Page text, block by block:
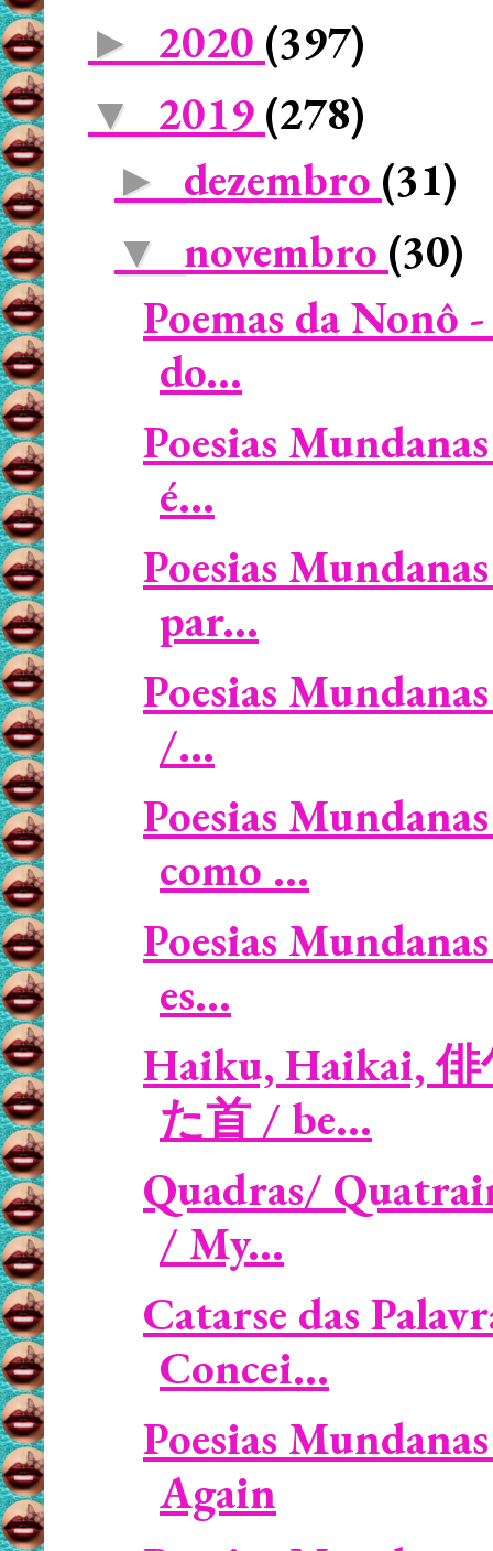
► 2020 (397)
▼ 2019 (278)
► dezembro (31)
▼ novembro (30)
Poemas da Nonô
do...
Poesias
é...
Poesias
par...
Poesias
/...
Poesias
como ...
Poesias
es...
Haiku, Haikai, 俳
た首 / be...
Quadras/
/ My...
Catarse das
Concei...
Poesias
Again